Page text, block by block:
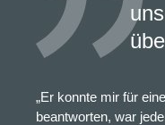
„Er konnte mir für
beantworten, war